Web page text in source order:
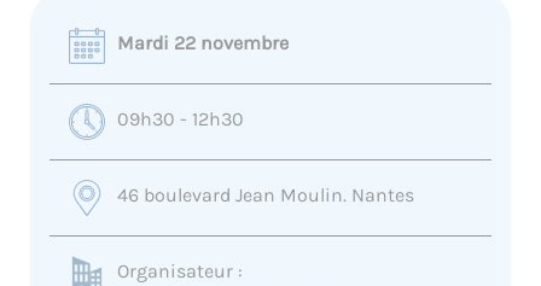
Mardi 22 novembre
09h30 - 12h30
46 boulevard Jean Moulin. Nantes
Organisateur :